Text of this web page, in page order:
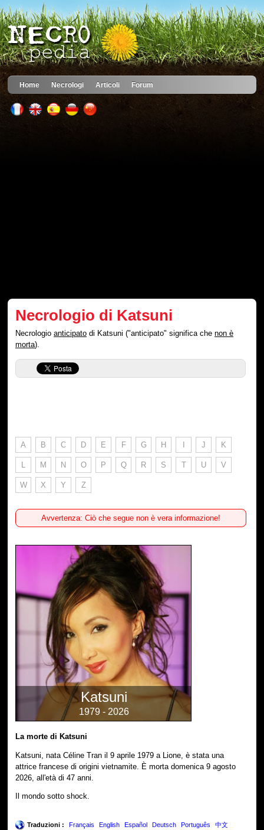
Home Necrologi Articoli Forum
Necrologio di Katsuni
Necrologioanticipato di Katsuni ("anticipato" significa chenon è
morta).
A B C D E F G H I J K
L M N O P Q R S T U V
W X Y Z
Avvertenza: Ciò che segue non è vera informazione!
Katsuni
1979 - 2026
La morte di Katsuni
Katsuni, nata Céline Tran il 9 aprile 1979 a Lione, è stata una
attrice francese di origini vietnamite. È morta domenica 9 agosto
2026, all'età di 47 anni.
Il mondo sotto shock.
Traduzioni : Français English Español Deutsch Português 中文